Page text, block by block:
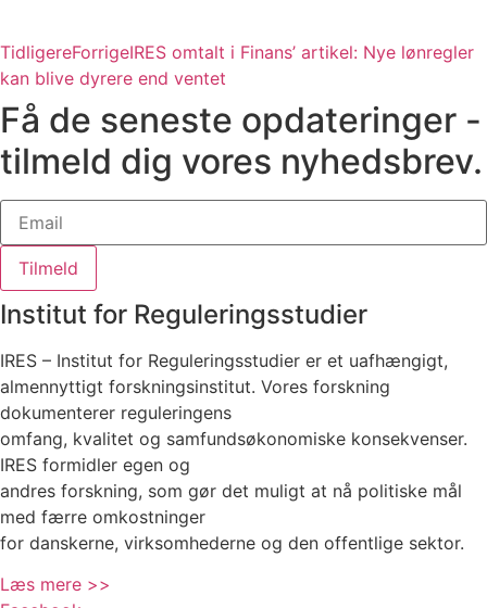
TidligereForrigeIRES omtalt i Finans’ artikel: Nye lønregler
kan blive dyrere end ventet
Få de seneste opdateringer -
tilmeld dig vores nyhedsbrev.
Tilmeld
Institut for Reguleringsstudier
IRES – Institut for Reguleringsstudier er et uafhængigt,
almennyttigt forskningsinstitut. Vores forskning
dokumenterer reguleringens
omfang, kvalitet og samfundsøkonomiske konsekvenser.
IRES formidler egen og
andres forskning, som gør det muligt at nå politiske mål
med færre omkostninger
for danskerne, virksomhederne og den offentlige sektor.
Læs mere >>